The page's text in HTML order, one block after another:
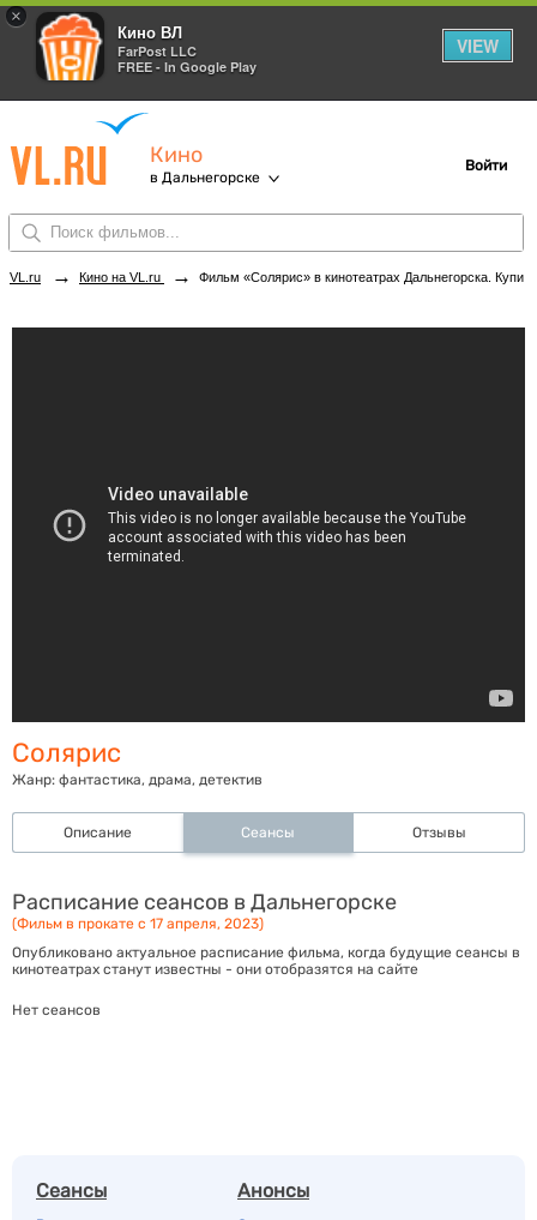
×
Кино ВЛ
FarPost LLC
FREE - In Google Play
VIEW
Кино
в Дальнегорске
Войти
VL.ru → Кино на VL.ru → Фильм «Солярис» в кинотеатрах Дальнегорска. Купить билеты!
Солярис
Жанр: фантастика, драма, детектив
Описание Сеансы Отзывы
Расписание сеансов в Дальнегорске
(Фильм в прокате с 17 апреля, 2023)
Опубликовано актуальное расписание фильма, когда будущие сеансы в
кинотеатрах станут известны - они отобразятся на сайте
Нет сеансов
Сеансы Анонсы